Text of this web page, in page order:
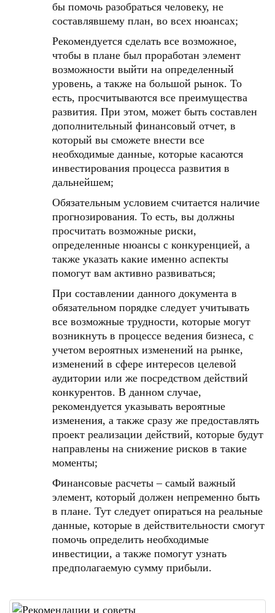
бы помочь разобраться человеку, не
составлявшему план, во всех нюансах;
Рекомендуется сделать все возможное,
чтобы в плане был проработан элемент
возможности выйти на определенный
уровень, а также на большой рынок. То
есть, просчитываются все преимущества
развития. При этом, может быть составлен
дополнительный финансовый отчет, в
который вы сможете внести все
необходимые данные, которые касаются
инвестирования процесса развития в
дальнейшем;
Обязательным условием считается наличие
прогнозирования. То есть, вы должны
просчитать возможные риски,
определенные нюансы с конкуренцией, а
также указать какие именно аспекты
помогут вам активно развиваться;
При составлении данного документа в
обязательном порядке следует учитывать
все возможные трудности, которые могут
возникнуть в процессе ведения бизнеса, с
учетом вероятных изменений на рынке,
изменений в сфере интересов целевой
аудитории или же посредством действий
конкурентов. В данном случае,
рекомендуется указывать вероятные
изменения, а также сразу же предоставлять
проект реализации действий, которые будут
направлены на снижение рисков в такие
моменты;
Финансовые расчеты – самый важный
элемент, который должен непременно быть
в плане. Тут следует опираться на реальные
данные, которые в действительности смогут
помочь определить необходимые
инвестиции, а также помогут узнать
предполагаемую сумму прибыли.